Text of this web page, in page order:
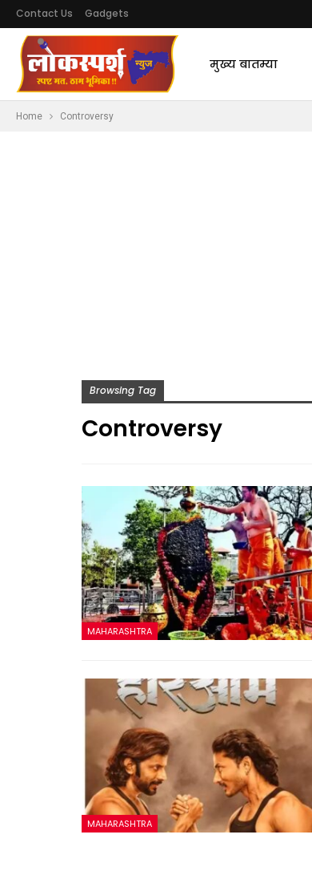
Contact Us Gadgets
मुख्य बातम्या
Home Controversy
Browsing Tag
Controversy
MAHARASHTRA
MAHARASHTRA